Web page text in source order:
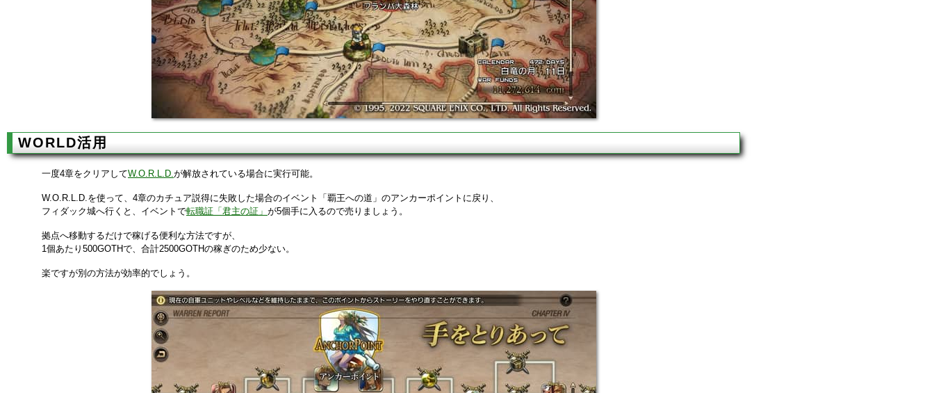
WORLD活用
一度4章をクリアしてW.O.R.L.D.が解放されている場合に実行可能。
W.O.R.L.D.を使って、4章のカチュア説得に失敗した場合のイベント「覇王への道」のアンカーポイントに戻り、
フィダック城へ行くと、イベントで転職証「君主の証」 が5個手に入るので売りましょう。
拠点へ移動するだけで稼げる便利な方法ですが、
1個あたり500GOTHで、合計2500GOTHの稼ぎのため少ない。
楽ですが別の方法が効率的でしょう。